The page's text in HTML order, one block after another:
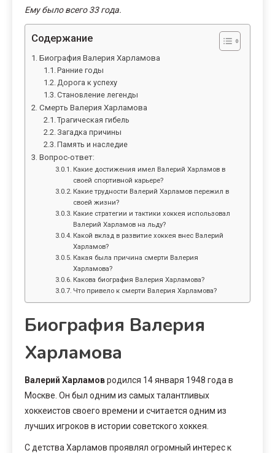
Ему было всего 33 года.
Содержание
Биография Валерия Харламова
Ранние годы
Дорога к успеху
Становление легенды
Смерть Валерия Харламова
Трагическая гибель
Загадка причины
Память и наследие
Вопрос-ответ:
Какие достижения имел Валерий Харламов в
своей спортивной карьере?
Какие трудности Валерий Харламов пережил в
своей жизни?
Какие стратегии и тактики хоккея использовал
Валерий Харламов на льду?
Какой вклад в развитие хоккея внес Валерий
Харламов?
Какая была причина смерти Валерия
Харламова?
Какова биография Валерия Харламова?
Что привело к смерти Валерия Харламова?
Биография Валерия
Харламова
Валерий Харламовродился 14 января 1948 года в
Москве. Он был одним из самых талантливых
хоккеистов своего времени и считается одним из
лучших игроков в истории советского хоккея.
С детства Харламов проявлял огромный интерес к